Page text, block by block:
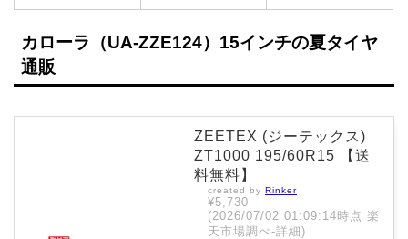
カローラ（UA-ZZE124）15インチの夏タイヤ
通販
ZEETEX (ジーテックス)
ZT1000 195/60R15 【送
料無料】
created by Rinker
¥5,730
(2026/07/02 01:09:14時点 楽
天市場調べ-詳細)